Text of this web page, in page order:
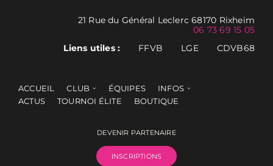
21 Rue du Général Leclerc 68170 Rixheim
06 73 69 15 05
Liens utiles :
FFVB LGE CDVB68
ACCUEIL CLUB ÉQUIPES
INFOS
ACTUS
TOURNOI ÉLITE BOUTIQUE
DEVENIR PARTENAIRE
INSCRIPTIONS